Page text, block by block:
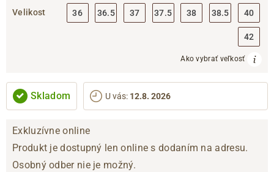
Velikost 36 36.5 37 37.5 38 38.5 40
42
Ako vybrať veľkosť
Skladom U vás: 12.8. 2026
Exkluzívne online
Produkt je dostupný len online s dodaním na adresu.
Osobný odber nie je možný.